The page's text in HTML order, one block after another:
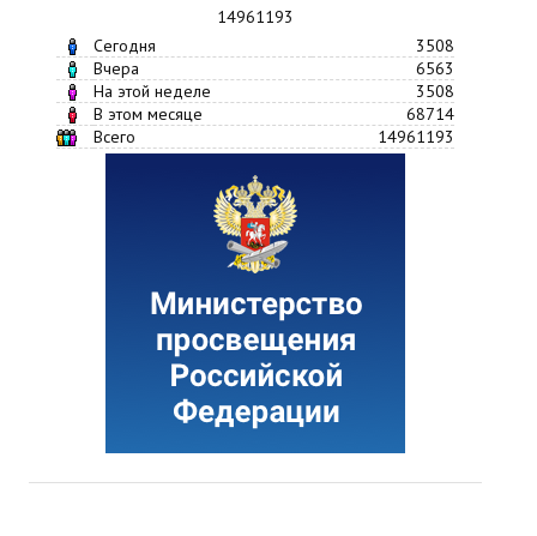
14961193
Сегодня
3508
Вчера
6563
На этой неделе
3508
В этом месяце
68714
Всего
14961193